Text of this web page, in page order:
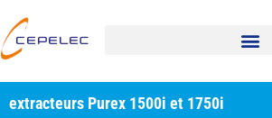
extracteurs Purex 1500i et 1750i